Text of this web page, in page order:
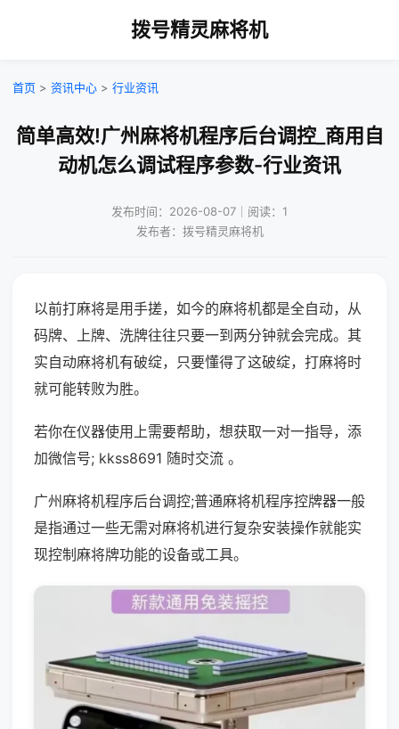
拨号精灵麻将机
首页 > 资讯中心 > 行业资讯
简单高效!广州麻将机程序后台调控_商用自
动机怎么调试程序参数-行业资讯
发布时间：2026-08-07｜阅读：1
发布者：拨号精灵麻将机
以前打麻将是用手搓，如今的麻将机都是全自动，从
码牌、上牌、洗牌往往只要一到两分钟就会完成。其
实自动麻将机有破绽，只要懂得了这破绽，打麻将时
就可能转败为胜。
若你在仪器使用上需要帮助，想获取一对一指导，添
加微信号; kkss8691 随时交流 。
广州麻将机程序后台调控;普通麻将机程序控牌器一般
是指通过一些无需对麻将机进行复杂安装操作就能实
现控制麻将牌功能的设备或工具。